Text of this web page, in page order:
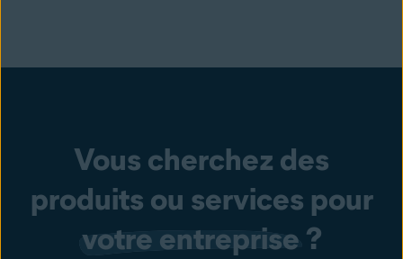
Vous cherchez des
produits ou services pour
votre entreprise ?